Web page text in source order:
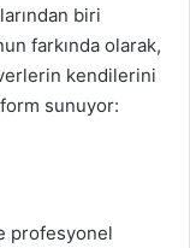
biri
farkında olarak,
kendilerini
sunuyor:
profesyonel